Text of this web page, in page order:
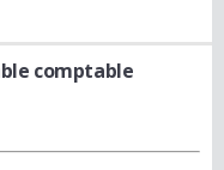
comptable